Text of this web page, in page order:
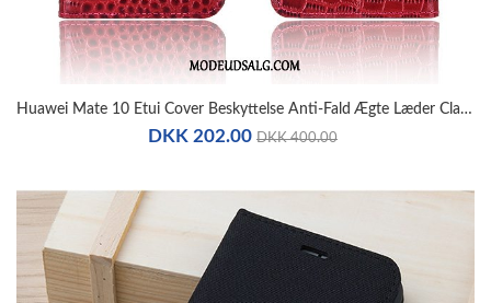
Huawei Mate 10 Etui Cover Beskyttelse Anti-Fald Ægte Læder Clamshell
DKK 202.00 DKK 400.00